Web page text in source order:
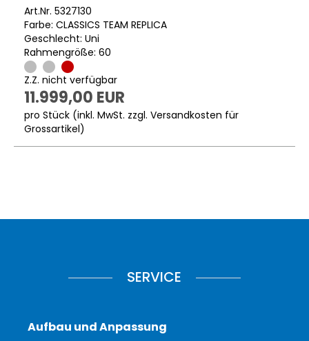
Art.Nr. 5327130
Farbe: CLASSICS TEAM REPLICA
Geschlecht: Uni
Rahmengröße: 60
Z.Z. nicht verfügbar
11.999,00 EUR
pro Stück (inkl. MwSt. zzgl. Versandkosten für
Grossartikel)
SERVICE
Aufbau und Anpassung